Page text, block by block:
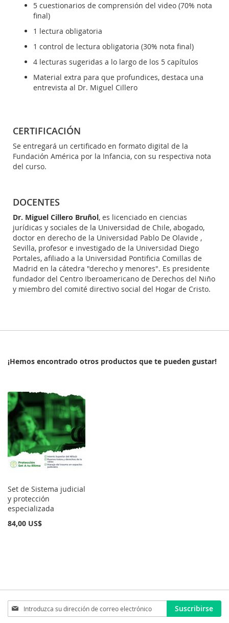
5 cuestionarios de comprensión del video (70% nota
final)
1 lectura obligatoria
1 control de lectura obligatoria (30% nota final)
4 lecturas sugeridas a lo largo de los 5 capítulos
Material extra para que profundices, destaca una
entrevista al Dr. Miguel Cillero
CERTIFICACIÓN
Se entregará un certificado en formato digital de la
Fundación América por la Infancia, con su respectiva nota
del curso.
DOCENTES
Dr. Miguel Cillero Bruñol, es licenciado en ciencias
jurídicas y sociales de la Universidad de Chile, abogado,
doctor en derecho de la Universidad Pablo De Olavide ,
Sevilla, profesor e investigado de la Universidad Diego
Portales, afiliado a la Universidad Pontificia Comillas de
Madrid en la cátedra "derecho y menores". Es presidente
fundador del Centro Iberoamericano de Derechos del Niño
y miembro del comité directivo social del Hogar de Cristo.
¡Hemos encontrado otros productos que te pueden gustar!
Set de Sistema judicial
y protección
especializada
84,00 US$
Inscríbase
a
Suscribirse